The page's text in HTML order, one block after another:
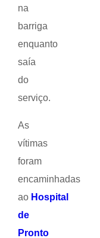
na
barriga
enquanto
saía
do
serviço.
As
vítimas
foram
encaminhadas
ao Hospital
de
Pronto